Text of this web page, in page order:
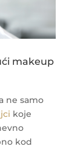
makeup
ne samo
koje
kod